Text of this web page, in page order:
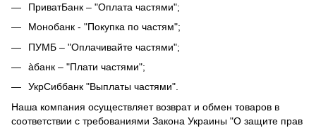
ПриватБанк – "Оплата частями";
Монобанк - "Покупка по частям";
ПУМБ – "Оплачивайте частями";
àбанк – "Плати частями";
УкрСиббанк "Выплаты частями".
Наша компания осуществляет возврат и обмен товаров в
соответствии с требованиями Закона Украины "О защите прав